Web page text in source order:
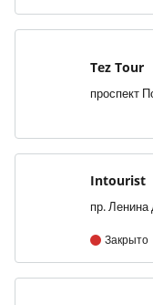
Tez Tour
Intourist
Закрыто